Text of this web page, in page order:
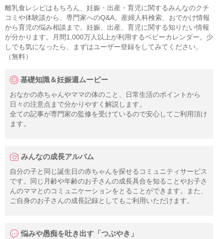
離乳食レシピはもちろん、妊娠・出産・育児に関するみんなのクチ
コミや体験談から、専門家へのQ&A。産婦人科検索、おでかけ情報
から育児の悩み相談まで。妊娠、出産、育児に関する知りたい情報
が分かります。月間1,000万人以上が利用するベビーカレンダー。少
しでも気になったら、まずはユーザー登録をしてみてください。
（無料）
基礎知識＆妊娠週ムービー
おなかの赤ちゃんやママの体のこと、日常生活のポイントから
日々の注意点まで分かりやすく解説します。
全ての記事が専門家の監修を受けているので安心してご利用頂け
ます。
みんなの成長アルバム
自分の子と同じ誕生日の赤ちゃんを探せるコミュニティサービス
です。同じ月齢や年齢のお子さんの成長具合を知ることやお子さ
んのママとのコミュニケーションをとることができます。また、
ご自身のお子さんの成長記録としてもご利用いただけます。
悩みや愚痴を吐き出す「つぶやき」